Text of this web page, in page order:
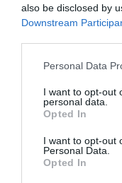
also be disclosed by
Downstream
Please note that this
not limited to your
grant or deny
use your data for
consent section.
Personal Data
I want to opt-out
personal data.
Opted In
I want to opt-out
Personal Data.
Opted In
Korábbi